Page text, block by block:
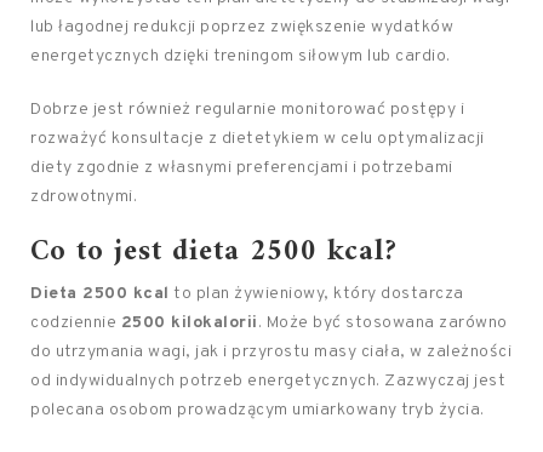
lub łagodnej redukcji poprzez zwiększenie wydatków
energetycznych dzięki treningom siłowym lub cardio.
Dobrze jest również regularnie monitorować postępy i
rozważyć konsultacje z dietetykiem w celu optymalizacji
diety zgodnie z własnymi preferencjami i potrzebami
zdrowotnymi.
Co to jest dieta 2500 kcal?
Dieta 2500 kcal to plan żywieniowy, który dostarcza
codziennie 2500 kilokalorii. Może być stosowana zarówno
do utrzymania wagi, jak i przyrostu masy ciała, w zależności
od indywidualnych potrzeb energetycznych. Zazwyczaj jest
polecana osobom prowadzącym umiarkowany tryb życia.